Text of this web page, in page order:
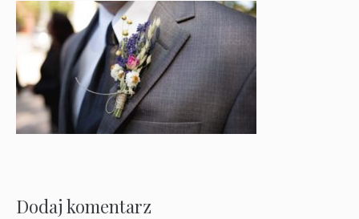
Dodaj komentarz